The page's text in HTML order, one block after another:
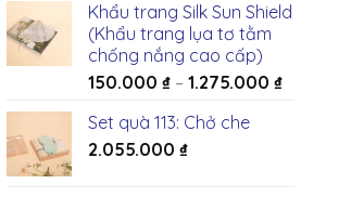
Khẩu trang Silk Sun Shield
(Khẩu trang lụa tơ tằm
chống nắng cao cấp)
150.000 ₫ – 1.275.000 ₫
Set quà 113: Chở che
2.055.000 ₫